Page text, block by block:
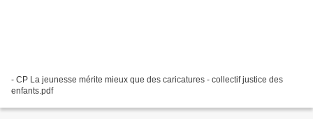
- CP La jeunesse mérite mieux que des caricatures - collectif justice des
enfants.pdf